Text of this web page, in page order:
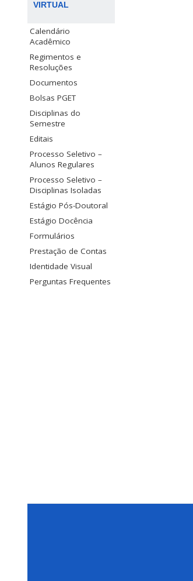
VIRTUAL
Calendário
Acadêmico
Regimentos e
Resoluções
Documentos
Bolsas PGET
Disciplinas do
Semestre
Editais
Processo Seletivo –
Alunos Regulares
Processo Seletivo –
Disciplinas Isoladas
Estágio Pós-Doutoral
Estágio Docência
Formulários
Prestação de Contas
Identidade Visual
Perguntas Frequentes